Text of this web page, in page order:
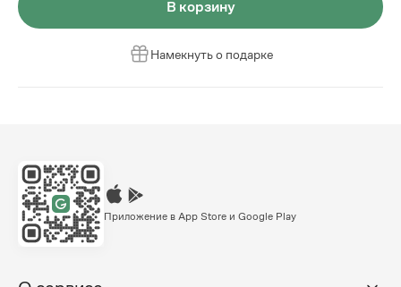
В корзину
Намекнуть о подарке
Приложение в App Store и Google Play